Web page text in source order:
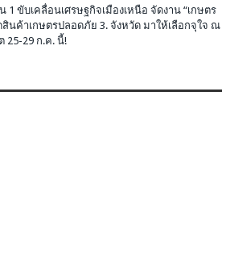
ขับเคลื่อนเศรษฐกิจเมืองเหนือ จัดงาน “เกษตร
สินค้าเกษตรปลอดภัย 3. จังหวัด มาให้เลือกจุใจ ณ
25-29 ก.ค. นี้!